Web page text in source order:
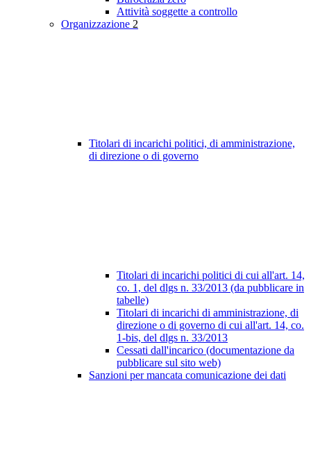
Attività soggette a controllo
Organizzazione 2
Titolari di incarichi politici, di amministrazione,
di direzione o di governo
Titolari di incarichi politici di cui all'art. 14,
co. 1, del dlgs n. 33/2013 (da pubblicare in
tabelle)
Titolari di incarichi di amministrazione, di
direzione o di governo di cui all'art. 14, co.
1-bis, del dlgs n. 33/2013
Cessati dall'incarico (documentazione da
pubblicare sul sito web)
Sanzioni per mancata comunicazione dei dati